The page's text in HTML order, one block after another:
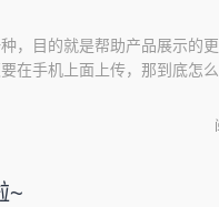
，目的就是帮助产品展示的更
在手机上面上传，那到底怎
台湾app打开是需要vp嗯网
~